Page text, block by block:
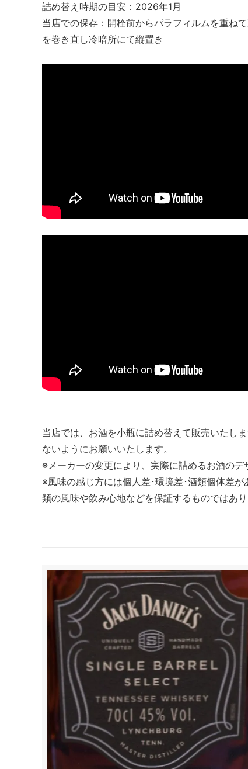
詰め替え時期の目安：2026年1月
当店での保存：開栓前からパラフィルムを重ね
を巻き直し冷暗所にて縦置き
当店では、お酒を小瓶に詰め替えて販売いたし
ないようにお願いいたします。
※メーカーの変更により、実際に詰めるお酒のデ
※風味の感じ方には個人差･環境差･酒類個体差
類の風味や飲み心地などを保証するものではあり